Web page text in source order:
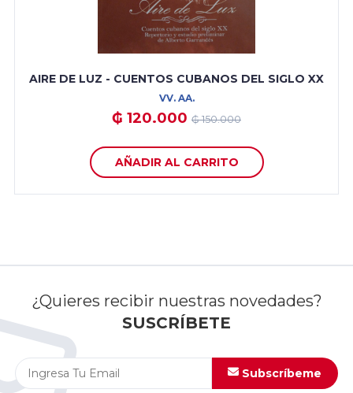
AIRE DE LUZ - CUENTOS CUBANOS DEL SIGLO XX
VV. AA.
₲ 120.000 ₲ 150.000
AÑADIR AL CARRITO
¿Quieres recibir nuestras novedades?
SUSCRÍBETE
Subscríbeme